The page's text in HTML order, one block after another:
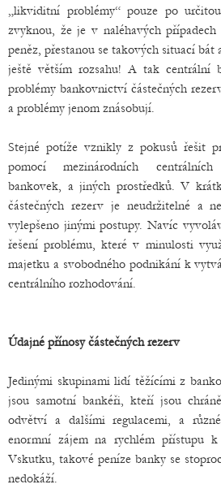
„likviditní problémy“ pouze po
zvyknou, že je v naléhavých
peněz, přestanou se takových situací
ještě větším rozsahu! A tak centrální
problémy bankovnictví částečných
a problémy jenom znásobují.
Stejné potíže vznikly z pokusů řešit
pomocí mezinárodních
bankovek, a jiných prostředků. V
částečných rezerv je neudržitelné a
vylepšeno jinými postupy. Navíc
řešení problému, které v minulosti
majetku a svobodného podnikání k
centrálního rozhodování.
Údajné přínosy částečných rezerv
Jedinými skupinami lidí těžícími z
jsou samotní bankéři, kteří jsou
odvětví a dalšími regulacemi, a
enormní zájem na rychlém přístupu k
Vskutku, takové peníze banky se
nedokáží.